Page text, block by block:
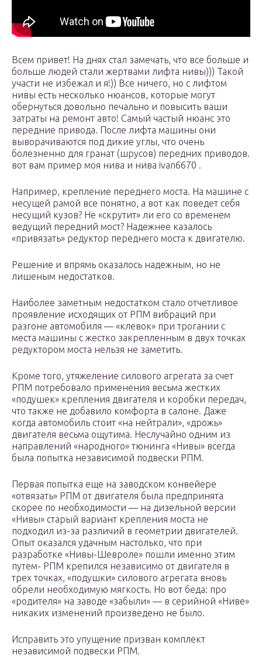
Всем привет! На днях стал замечать, что все больше и
больше людей стали жертвами лифта нивы))) Такой
участи не избежал и я!)) Все ничего, но с лифтом
нивы есть несколько нюансов, которые могут
обернуться довольно печально и повысить ваши
затраты на ремонт авто! Самый частый нюанс это
передние привода. После лифта машины они
выворачиваются под дикие углы, что очень
болезненно для гранат (шрусов) передних приводов.
вот вам пример моя нива и нива ivan6670 .
Например, крепление переднего моста. На машине с
несущей рамой все понятно, а вот как поведет себя
несущий кузов? Не «скрутит» ли его со временем
ведущий передний мост? Надежнее казалось
«привязать» редуктор переднего моста к двигателю.
Решение и впрямь оказалось надежным, но не
лишеным недостатков.
Наиболее заметным недостатком стало отчетливое
проявление исходящих от РПМ вибраций при
разгоне автомобиля — «клевок» при трогании с
места машины с жестко закрепленным в двух точках
редуктором моста нельзя не заметить.
Кроме того, утяжеление силового агрегата за счет
РПМ потребовало применения весьма жестких
«подушек» крепления двигателя и коробки передач,
что также не добавило комфорта в салоне. Даже
когда автомобиль стоит «на нейтрали», «дрожь»
двигателя весьма ощутима. Неслучайно одним из
направлений «народного» тюнинга «Нивы» всегда
была попытка независимой подвески РПМ.
Первая попытка еще на заводском конвейере
«отвязать» РПМ от двигателя была предпринята
скорее по необходимости — на дизельной версии
«Нивы» старый вариант крепления моста не
подходил из-за различий в геометрии двигателей.
Опыт оказался удачным настолько, что при
разработке «Нивы-Шевроле» пошли именно этим
путем- РПМ крепился независимо от двигателя в
трех точках, «подушки» силового агрегата вновь
обрели необходимую мягкость. Но вот беда: про
«родителя» на заводе «забыли» — в серийной «Ниве»
никаких изменений произведено не было.
Исправить это упущение призван комплект
независимой подвески РПМ.